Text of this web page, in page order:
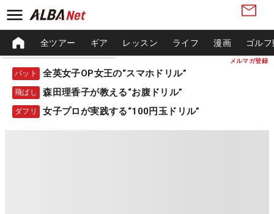
メルマガ登録
全ツアー ギア レッスン ライフ 漫画 ゴル
パット 全英女子OP女王の“スマホドリル”
飛ばし 森田理香子が教える“お腹ドリル”
ダフリ 女子プロが実践する“100円玉ドリル”